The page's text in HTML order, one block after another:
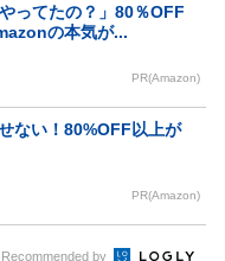
ってたの？」80％OFF
の本気が...
PR(Amazon)
ない！80%OFF以上が
PR(Amazon)
Recommended by